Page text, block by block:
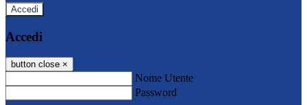
Accedi
Accedi
button close ×
Nome Utente
Password